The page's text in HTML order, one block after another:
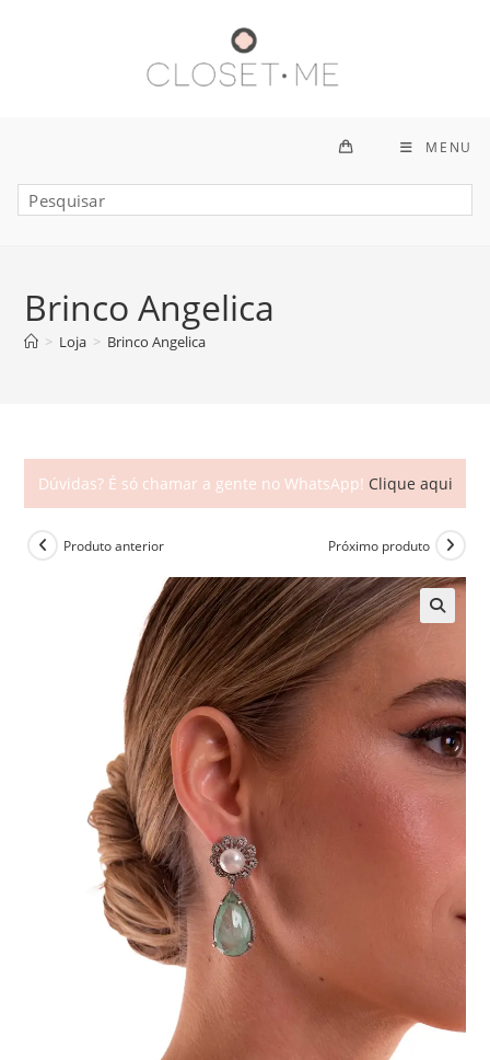
MENU
Brinco Angelica
> Loja > Brinco Angelica
Dúvidas? É só chamar a gente no WhatsApp! Clique aqui
Produto anterior Próximo produto